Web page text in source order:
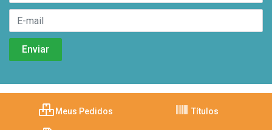
Meus Pedidos Títulos